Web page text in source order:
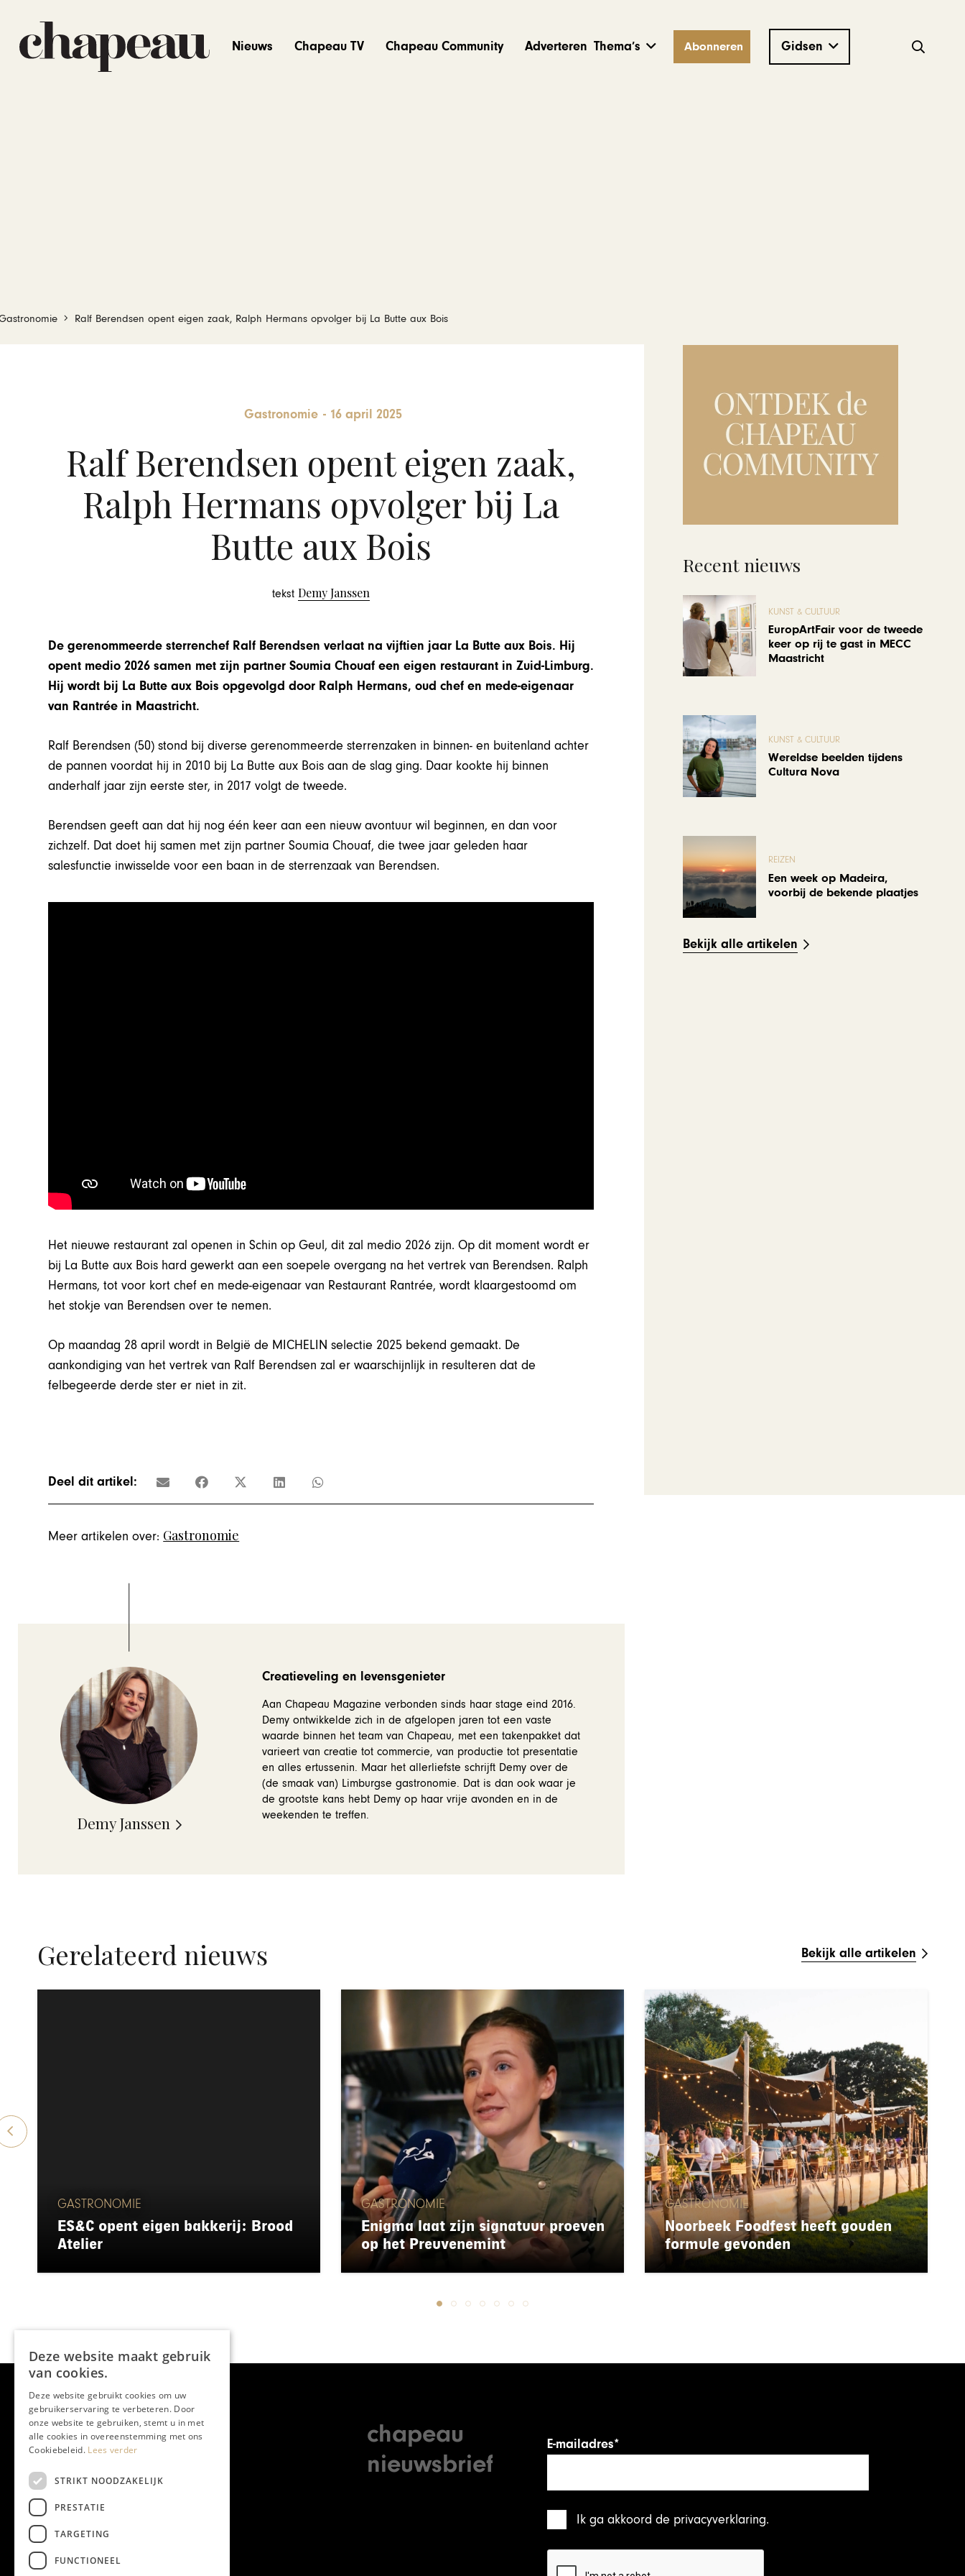
Nieuws Chapeau TV Chapeau Community Adverteren Thema’s Abonneren Gidsen
Ralf Berendsen opent eigen zaak, Ralph Hermans opvolger bij La Butte aux Bois
Gastronomie - 16 april 2025
Ralf Berendsen opent eigen zaak,
Ralph Hermans opvolger bij La
Butte aux Bois
tekstDemy Janssen
De gerenommeerde sterrenchef Ralf Berendsen verlaat na vijftien jaar La Butte aux Bois. Hij
opent medio 2026 samen met zijn partner Soumia Chouaf een eigen restaurant in Zuid-Limburg.
Hij wordt bij La Butte aux Bois opgevolgd door Ralph Hermans, oud chef en mede-eigenaar
van Rantrée in Maastricht.
Ralf Berendsen (50) stond bij diverse gerenommeerde sterrenzaken in binnen- en buitenland achter
de pannen voordat hij in 2010 bij La Butte aux Bois aan de slag ging. Daar kookte hij binnen
anderhalf jaar zijn eerste ster, in 2017 volgt de tweede.
Berendsen geeft aan dat hij nog één keer aan een nieuw avontuur wil beginnen, en dan voor
zichzelf. Dat doet hij samen met zijn partner Soumia Chouaf, die twee jaar geleden haar
salesfunctie inwisselde voor een baan in de sterrenzaak van Berendsen.
Het nieuwe restaurant zal openen in Schin op Geul, dit zal medio 2026 zijn. Op dit moment wordt er
bij La Butte aux Bois hard gewerkt aan een soepele overgang na het vertrek van Berendsen. Ralph
Hermans, tot voor kort chef en mede-eigenaar van Restaurant Rantrée, wordt klaargestoomd om
het stokje van Berendsen over te nemen.
Op maandag 28 april wordt in België de MICHELIN selectie 2025 bekend gemaakt. De
aankondiging van het vertrek van Ralf Berendsen zal er waarschijnlijk in resulteren dat de
felbegeerde derde ster er niet in zit.
Deel dit artikel:
Meer artikelen over: Gastronomie
Demy Janssen
Creatieveling en levensgenieter
Aan Chapeau Magazine verbonden sinds haar stage eind 2016.
Demy ontwikkelde zich in de afgelopen jaren tot een vaste
waarde binnen het team van Chapeau, met een takenpakket dat
varieert van creatie tot commercie, van productie tot presentatie
en alles ertussenin. Maar het allerliefste schrijft Demy over de
(de smaak van) Limburgse gastronomie. Dat is dan ook waar je
de grootste kans hebt Demy op haar vrije avonden en in de
weekenden te treffen.
Recent nieuws
KUNST & CULTUUR
EuropArtFair voor de tweede
keer op rij te gast in MECC
Maastricht
KUNST & CULTUUR
Wereldse beelden tijdens
Cultura Nova
REIZEN
Een week op Madeira,
voorbij de bekende plaatjes
Bekijk alle artikelen
Gerelateerd nieuws Bekijk alle artikelen
GASTRONOMIE
ES&C opent eigen bakkerij: Brood
Atelier
GASTRONOMIE
Enigma laat zijn signatuur proeven
op het Preuvenemint
GASTRONOMIE
Noorbeek Foodfest heeft gouden
formule gevonden
chapeau
nieuwsbrief
E-mailadres*
Ik ga akkoord de privacyverklaring.
Deze website maakt gebruik
van cookies.
Deze website gebruikt cookies om uw
gebruikerservaring te verbeteren. Door
onze website te gebruiken, stemt u in met
alle cookies in overeenstemming met ons
Cookiebeleid. Lees verder
STRIKT NOODZAKELIJK
PRESTATIE
TARGETING
FUNCTIONEEL